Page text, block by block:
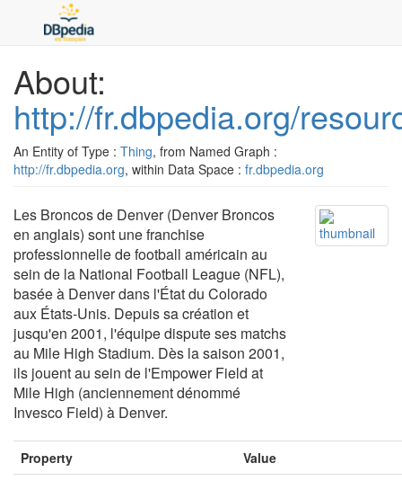
About:
http://fr.dbpedia.org/
An Entity of Type : Thing, from Named Graph :
http://fr.dbpedia.org, within Data Space : fr.dbpedia.org
Les Broncos de Denver (Denver Broncos
en anglais) sont une franchise
professionnelle de football américain au
sein de la National Football League (NFL),
basée à Denver dans l'État du Colorado
aux États-Unis. Depuis sa création et
jusqu'en 2001, l'équipe dispute ses matchs
au Mile High Stadium. Dès la saison 2001,
ils jouent au sein de l'Empower Field at
Mile High (anciennement dénommé
Invesco Field) à Denver.
Property Value